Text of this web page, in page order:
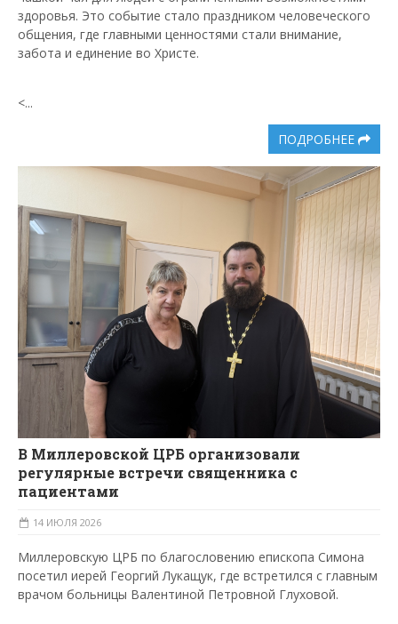
здоровья. Это событие стало праздником человеческого
общения, где главными ценностями стали внимание,
забота и единение во Христе.
<...
ПОДРОБНЕЕ
В Миллеровской ЦРБ организовали
регулярные встречи священника с
пациентами
14 ИЮЛЯ 2026
Миллеровскую ЦРБ по благословению епископа Симона
посетил иерей Георгий Лукащук, где встретился с главным
врачом больницы Валентиной Петровной Глуховой.